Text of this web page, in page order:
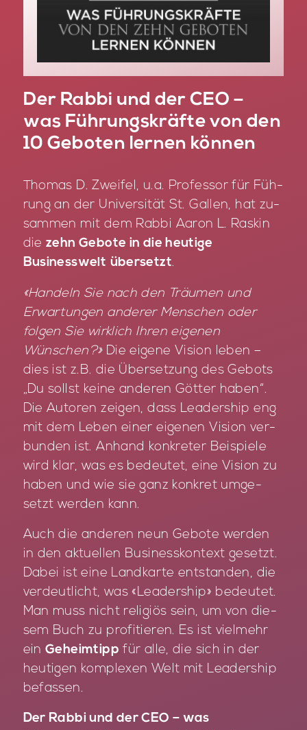
Der Rabbi und der CEO –
was Führungskräfte von den
10 Geboten lernen können
Tho­mas D. Zwei­fel, u.a. Pro­fes­sor für Füh­
rung an der Uni­ver­si­tät St. Gal­len, hat zu­
sam­men mit dem Rab­bi Aa­ron L. Ras­kin
diezehn Gebote in die heutige
Businesswelt übersetzt.
«Handeln Sie nach den Träumen und
Erwartungen anderer Menschen oder
folgen Sie wirklich Ihren eigenen
Wünschen?» Die ei­ge­ne Vi­si­on le­ben –
dies ist z.B. die Über­set­zung des Ge­bots
„Du sollst kei­ne an­de­ren Göt­ter ha­ben“.
Die Au­to­ren zei­gen, dass Lea­dership eng
mit dem Le­ben ei­ner ei­ge­nen Vi­si­on ver­
bun­den ist. An­hand kon­kre­ter Bei­spie­le
wird klar, was es be­deu­tet, eine Vi­si­on zu
ha­ben und wie sie ganz kon­kret um­ge­
setzt wer­den kann.
Auch die an­de­ren neun Ge­bo­te wer­den
in den ak­tu­el­len Busi­ness­kon­text ge­setzt.
Da­bei ist eine Land­kar­te ent­stan­den, die
ver­deut­licht, was «Lea­dership» be­deu­tet.
Man muss nicht re­li­gi­ös sein, um von die­
sem Buch zu pro­fi­tie­ren. Es ist viel­mehr
einGeheimtipp für alle, die sich in der
heu­ti­gen kom­ple­xen Welt mit Lea­dership
be­fas­sen.
Der Rabbi und der CEO – was